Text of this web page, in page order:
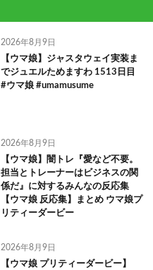
2026年8月9日
【ウマ娘】ジャスタウェイ実装ま
でジュエルためますわ 1513日目
#ウマ娘 #umamusume
2026年8月9日
【ウマ娘】闇トレ『愛など不要。
担当とトレーナーはビジネスの関
係だ』に対するみんなの反応集
【ウマ娘 反応集】まとめ ウマ娘プ
リティーダービー
2026年8月9日
【ウマ娘 プリティーダービー】